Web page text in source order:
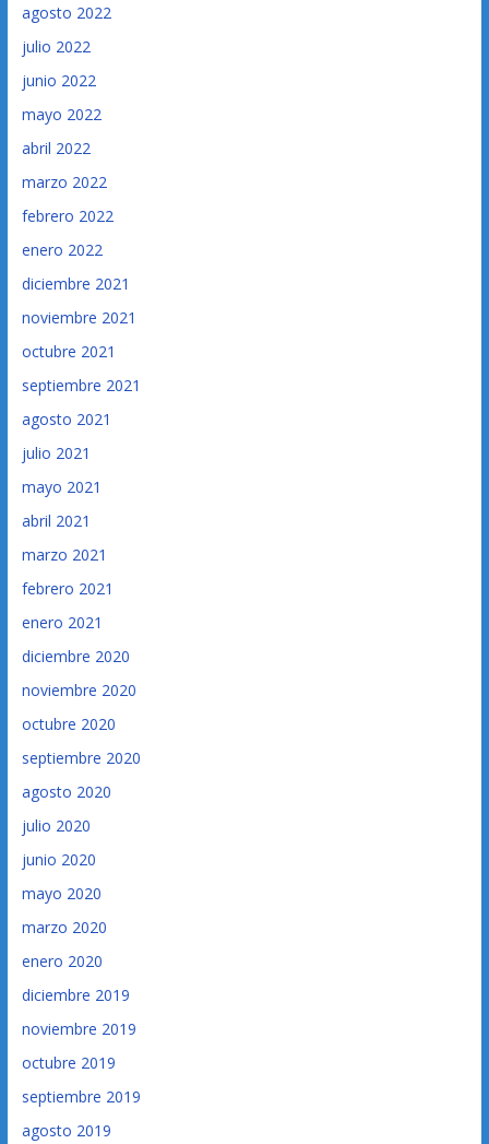
agosto 2022
julio 2022
junio 2022
mayo 2022
abril 2022
marzo 2022
febrero 2022
enero 2022
diciembre 2021
noviembre 2021
octubre 2021
septiembre 2021
agosto 2021
julio 2021
mayo 2021
abril 2021
marzo 2021
febrero 2021
enero 2021
diciembre 2020
noviembre 2020
octubre 2020
septiembre 2020
agosto 2020
julio 2020
junio 2020
mayo 2020
marzo 2020
enero 2020
diciembre 2019
noviembre 2019
octubre 2019
septiembre 2019
agosto 2019